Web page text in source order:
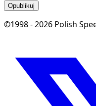
Opublikuj
©1998 - 2026 Polish